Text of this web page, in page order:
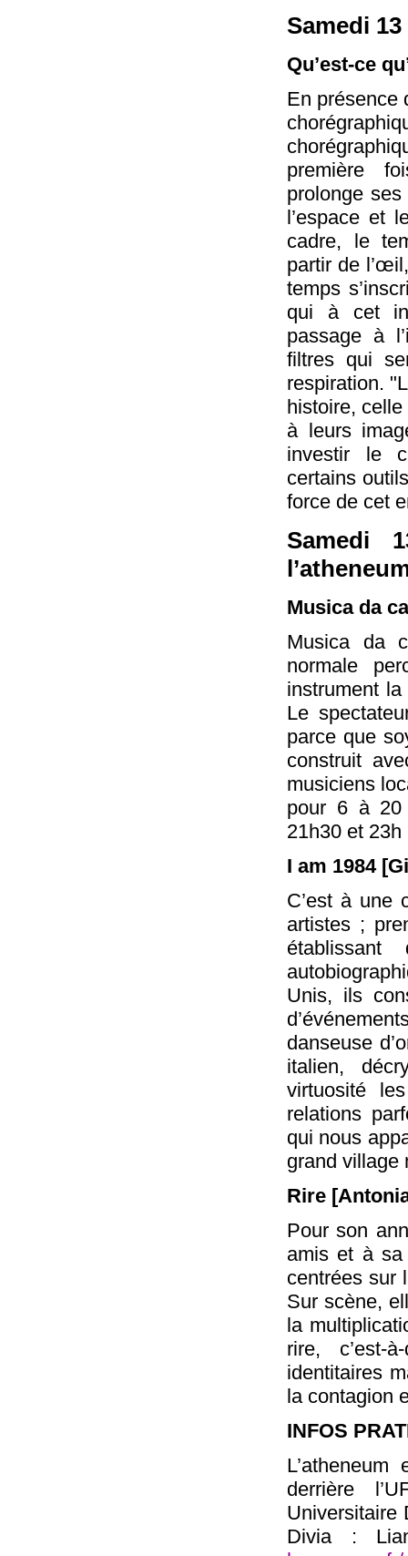
Samedi
Qu’est-ce
En présence
première
prolonge
l’espace et
cadre, le
partir de
temps
qui à cet
passage à
filtres qui
respiration.
histoire,
à leurs
investir le
certains
force de cet
Samedi
Musica da
Musica da
normale
instrument
Le
parce que
construit
musiciens
pour 6 à 20
21h30 et 23h
I am 1984
C’est à une
artistes ;
Unis, ils
danseuse
italien,
virtuosité
relations
qui nous
grand
Rire
Pour son
amis et à
centrées sur
Sur scène,
la
rire, c’est-
identitaires
la contagion
INFOS
derrière
Universitaire
Divia :